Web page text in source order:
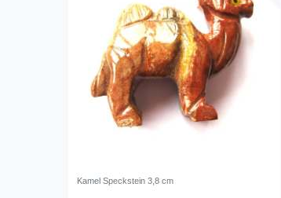
Kamel Speckstein 3,8 cm